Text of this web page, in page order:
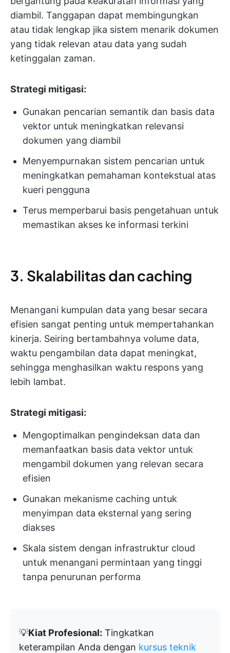
diambil. Tanggapan dapat membingungkan
atau tidak lengkap jika sistem menarik dokumen
yang tidak relevan atau data yang sudah
ketinggalan zaman.
Strategi mitigasi:
Gunakan pencarian semantik dan basis data
vektor untuk meningkatkan relevansi
dokumen yang diambil
Menyempurnakan sistem pencarian untuk
meningkatkan pemahaman kontekstual atas
kueri pengguna
Terus memperbarui basis pengetahuan untuk
memastikan akses ke informasi terkini
3. Skalabilitas dan caching
Menangani kumpulan data yang besar secara
efisien sangat penting untuk mempertahankan
kinerja. Seiring bertambahnya volume data,
waktu pengambilan data dapat meningkat,
sehingga menghasilkan waktu respons yang
lebih lambat.
Strategi mitigasi:
Mengoptimalkan pengindeksan data dan
memanfaatkan basis data vektor untuk
mengambil dokumen yang relevan secara
efisien
Gunakan mekanisme caching untuk
menyimpan data eksternal yang sering
diakses
Skala sistem dengan infrastruktur cloud
untuk menangani permintaan yang tinggi
tanpa penurunan performa
💡Kiat Profesional: Tingkatkan
keterampilan Anda dengan kursus teknik